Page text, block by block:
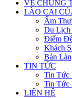
VỀ CHÚNG
LÀO CAI
Ẩm
Du Lịch
Điểm
Khách
Bản
TIN TỨC
Tin Tức
Tin Tức
LIÊN HỆ